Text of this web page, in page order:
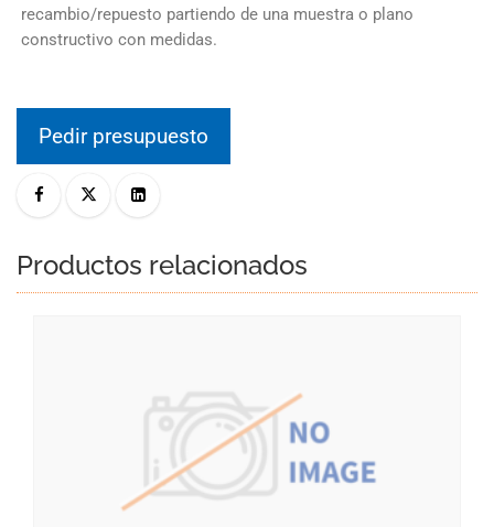
recambio/repuesto partiendo de una muestra o plano
constructivo con medidas.
Pedir presupuesto
Productos relacionados